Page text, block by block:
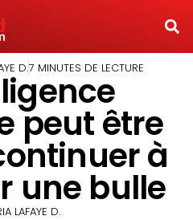
D.7 MINUTES DE LECTURE
peut être
à
une bulle
LAFAYE D.